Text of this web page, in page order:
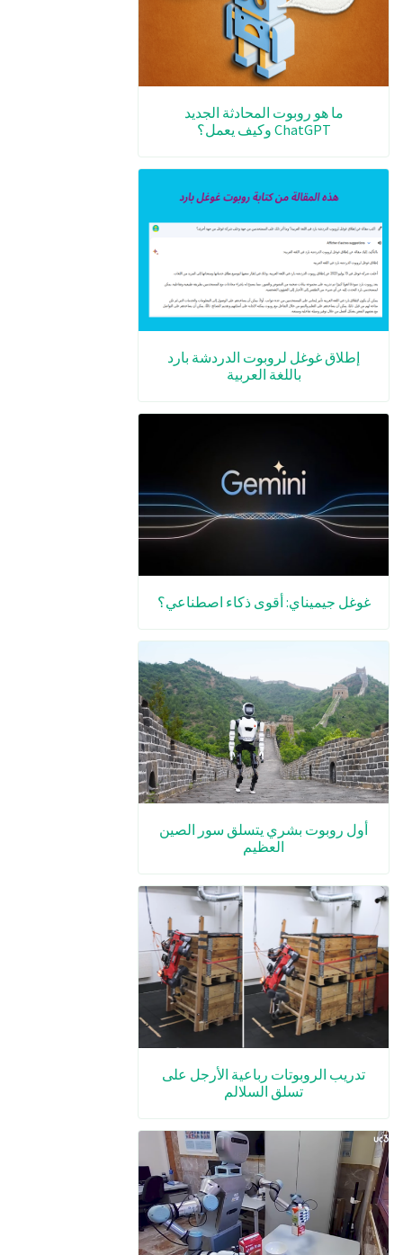
ما هو روبوت المحادثة الجديد
ChatGPT وكيف يعمل؟
إطلاق غوغل لروبوت الدردشة بارد
باللغة العربية
غوغل جيميناي: أقوى ذكاء اصطناعي؟
أول روبوت بشري يتسلق سور الصين
العظيم
تدريب الروبوتات رباعية الأرجل على
تسلق السلالم